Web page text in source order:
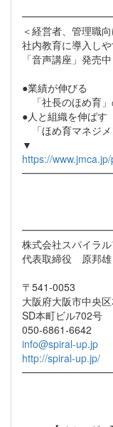
＜経営者、管理職向
社内教育に導入し
「音声講座」発売中
●業績が伸びる
「社長のほめ育
●人と組織を伸ばす
「ほめ育マネジメ
▼
https://
株式会社スパイラ
代表取締役 原邦雄
〒541-0053
大阪府大阪市中央
SD本町ビル702号
050-6861-6642
info@spiral-up.jp
http://spiral-up.jp/